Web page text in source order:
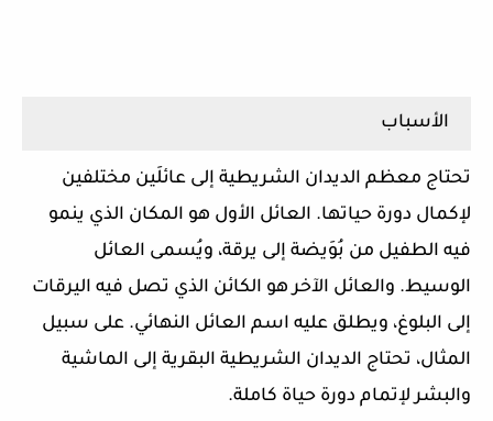
الأسباب
تحتاج معظم الديدان الشريطية إلى عائلَين مختلفين
لإكمال دورة حياتها. العائل الأول هو المكان الذي ينمو
فيه الطفيل من بُوَيضة إلى يرقة، ويُسمى العائل
الوسيط. والعائل الآخر هو الكائن الذي تصل فيه اليرقات
إلى البلوغ، ويطلق عليه اسم العائل النهائي. على سبيل
المثال، تحتاج الديدان الشريطية البقرية إلى الماشية
والبشر لإتمام دورة حياة كاملة.